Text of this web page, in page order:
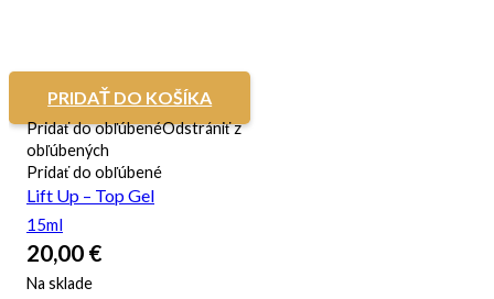
PRIDAŤ DO KOŠÍKA
Pridať do obľúbenéOdstrániť z
obľúbených
Pridať do obľúbené
Lift Up – Top Gel
15ml
20,00 €
Na sklade